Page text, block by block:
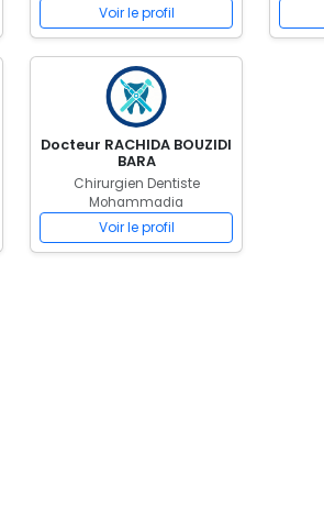
Voir le profil
Docteur RACHIDA BOUZIDI
BARA
Chirurgien Dentiste
Mohammadia
Voir le profil